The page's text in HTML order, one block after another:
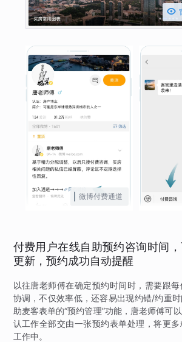

微博付费通道
付费用户在线自助预约咨询时间
更新，预约成功自动提醒
以往唐老师傅在确定预约时间时，需要跟
协调，不仅效率低，还容易出现约错/约重
助麦客表单的“预约管理”功能，唐老师傅可
认工作全部交由一张预约表单处理，将更
工作中。